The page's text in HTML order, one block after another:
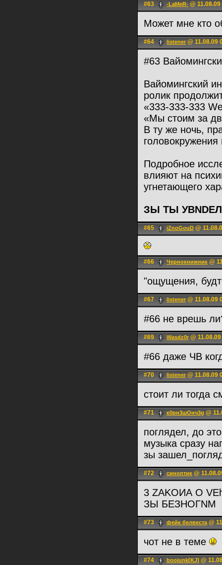
#63 -LaMeR- @
Может мне кто
#64 listener @ 11.08.09
#63
Вайомингский
ролик
«333-333-333
«Мы стоим за
В ту же ночь,
Подробное
влияют на
угнетающего
ЗЫ ТЫ УВNDЕЛ
#65 iZnoGouD @
#66 Чернокнижник @
"ощущения,
#67 listener @ 11.08.09
#66 не врешь
#69 Wasdz0r @
#66 даже ЧВ
#70 listener @ 11.08.09
стоит ли тогда
#71 к0рн3шОнч3g @
поглядел, до
музыка сразу
зы
#72 синоптик @
3 ZAKOИА O
ЗЫ БЕЗНОГNM
#73 фейк белвеста@
чот не в теме
#74 boojunk[KJ] @